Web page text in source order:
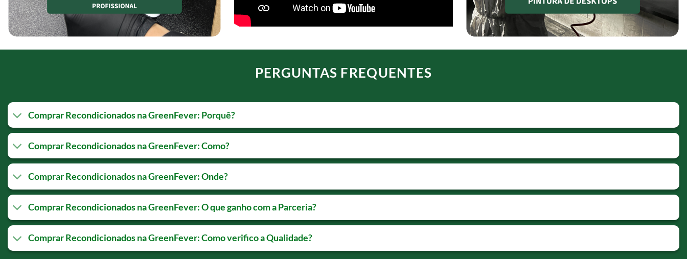
PERGUNTAS FREQUENTES
Comprar Recondicionados na GreenFever: Porquê?
Comprar Recondicionados na GreenFever: Como?
Comprar Recondicionados na GreenFever: Onde?
Comprar Recondicionados na GreenFever: O que ganho com a Parceria?
Comprar Recondicionados na GreenFever: Como verifico a Qualidade?